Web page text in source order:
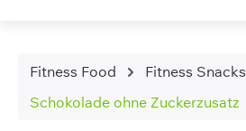
Fitness Food
Fitness Snacks
Schokolade ohne Zuckerzusatz